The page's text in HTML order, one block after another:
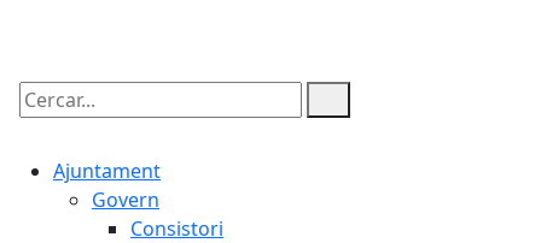
Cercar:
Ajuntament
Govern
Consistori